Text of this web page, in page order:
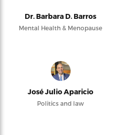
Dr. Barbara D. Barros
Mental Health & Menopause
José Julio Aparicio
Politics and law